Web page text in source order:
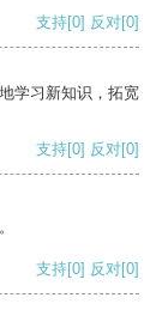
支持[0] 反对[0]
学习新知识，拓宽
支持[0] 反对[0]
支持[0] 反对[0]